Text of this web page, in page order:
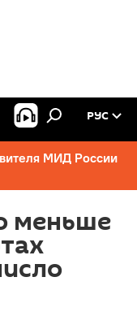
РУС
МИД России
меньше